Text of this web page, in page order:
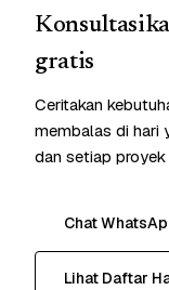
gratis
Ceritakan
membalas di hari
dan setiap
Chat
Lihat Daftar